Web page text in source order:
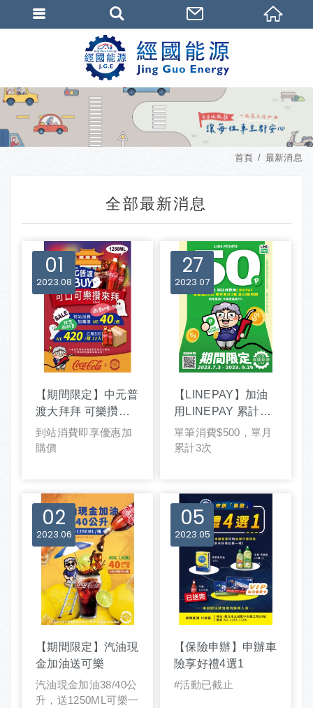
首頁 最新消息
全部最新消息
01
08
2023
【期間限定】中元普
渡大拜拜 可樂攢來
拜
到站消費即享優惠加
購價
27
07
2023
【LINEPAY】加油
用LINEPAY 累計享
回饋
單筆消費$500，單月
累計3次
02
06
2023
【期間限定】汽油現
金加油送可樂
汽油現金加油38/40公
升，送1250ML可樂一
05
05
2023
【保險申辦】申辦車
險享好禮4選1
#活動已截止